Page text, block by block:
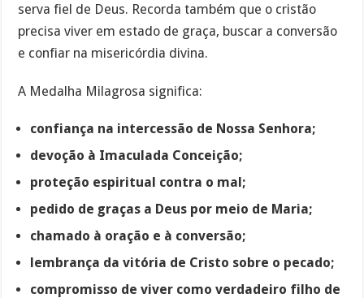
serva fiel de Deus. Recorda também que o cristão
precisa viver em estado de graça, buscar a conversão
e confiar na misericórdia divina.
A Medalha Milagrosa significa:
confiança na intercessão de Nossa Senhora;
devoção à Imaculada Conceição;
proteção espiritual contra o mal;
pedido de graças a Deus por meio de Maria;
chamado à oração e à conversão;
lembrança da vitória de Cristo sobre o pecado;
compromisso de viver como verdadeiro filho de